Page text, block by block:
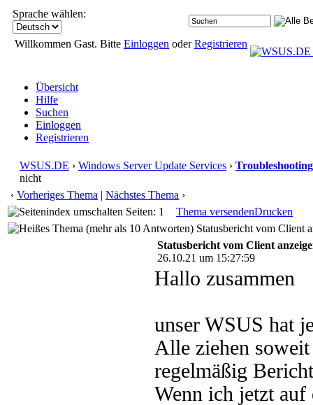
Sprache wählen:
Willkommen Gast. Bitte Einloggen oderRegistrieren
Übersicht
Hilfe
Suchen
Einloggen
Registrieren
WSUS.DE › Windows Server Update Services › Troubleshooting
nicht
‹ Vorheriges Thema | Nächstes Thema ›
Seiten: 1
Thema versendenDrucken
Statusbericht vom Client
Statusbericht vom Client
26.10.21 um 15:27:59
Hallo zusammen
unser WSUS hat
Alle ziehen
regelmäßig
Wenn ich jetzt auf